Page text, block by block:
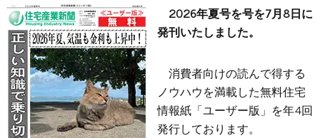
2026年夏号を号を7月8日に
発刊いたしました。
消費者向けの読んで得する
ノウハウを満載した無料住宅
情報紙「ユーザー版」を年4回
発行しております。